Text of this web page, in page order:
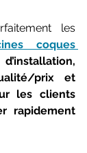
coques
prix et
les clients
rapidement